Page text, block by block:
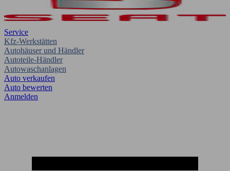
Service
Kfz-Werkstätten
Autohäuser und Händler
Autoteile-Händler
Autowaschanlagen
Auto verkaufen
Auto bewerten
Anmelden